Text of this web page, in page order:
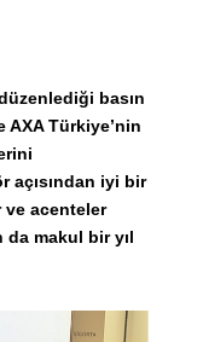
basın
Türkiye’nin
açısından iyi bir
ve acenteler
da makul bir yıl